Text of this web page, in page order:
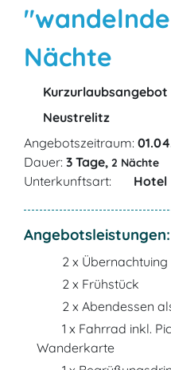
Nächte
Kurzurlaubsangebot
Neustrelitz
Angebotszeitraum:
Dauer: 3 Tage, 2 Nächte
Unterkunftsart: Hotel
Angebotsleistungen:
2 x Übernachtuing
2 x Frühstück
2 x Abendessen
1 x Fahrrad inkl.
Wanderkarte